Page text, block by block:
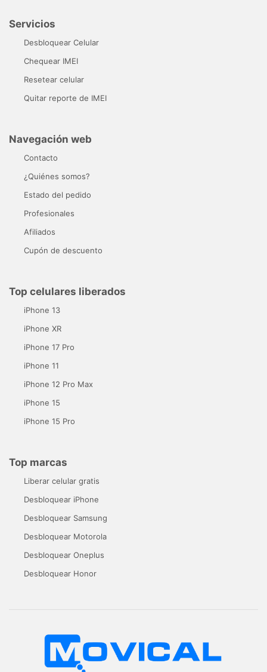
Servicios
Desbloquear Celular
Chequear IMEI
Resetear celular
Quitar reporte de IMEI
Navegación web
Contacto
¿Quiénes somos?
Estado del pedido
Profesionales
Afiliados
Cupón de descuento
Top celulares liberados
iPhone 13
iPhone XR
iPhone 17 Pro
iPhone 11
iPhone 12 Pro Max
iPhone 15
iPhone 15 Pro
Top marcas
Liberar celular gratis
Desbloquear iPhone
Desbloquear Samsung
Desbloquear Motorola
Desbloquear Oneplus
Desbloquear Honor